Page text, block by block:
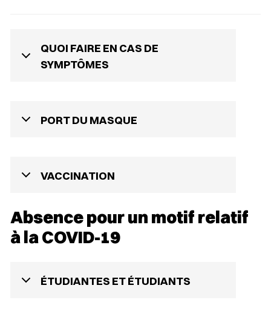
QUOI FAIRE EN CAS DE
SYMPTÔMES
PORT DU MASQUE
VACCINATION
Absence pour un motif relatif
à la COVID-19
ÉTUDIANTES ET ÉTUDIANTS